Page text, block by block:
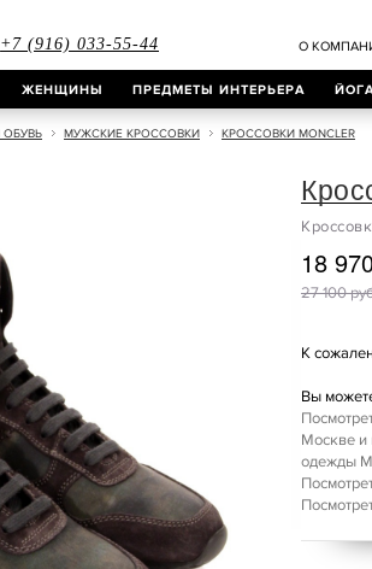
+7 (916) 033-55-44 О
ЖЕНЩИНЫ ПРЕДМЕТЫ ИНТЕРЬЕРА ЙОГА
МУЖСКИЕ КРОССОВКИ КРОССОВКИ MONCLER
18
27 100
К
Вы
Москве и
одежды